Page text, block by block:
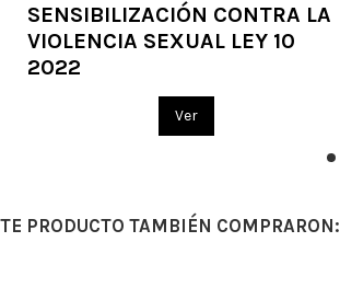
SENSIBILIZACIÓN CONTRA LA
VIOLENCIA SEXUAL LEY 10
2022
Ver
PRODUCTO TAMBIÉN COMPRARON: